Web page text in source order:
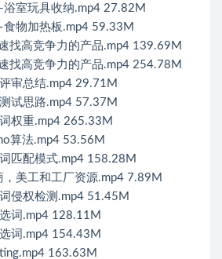
室玩具收纳.mp4 27.82M
物加热板.mp4 59.33M
找高竞争力的产品.mp4 139.69M
找高竞争力的产品.mp4 254.78M
审总结.mp4 29.71M
试思路.mp4 57.37M
权重.mp4 265.33M
算法.mp4 53.56M
匹配模式.mp4 158.28M
，美工和工厂资源.mp4 7.89M
侵权检测.mp4 51.45M
词.mp4 128.11M
词.mp4 154.43M
163.63M